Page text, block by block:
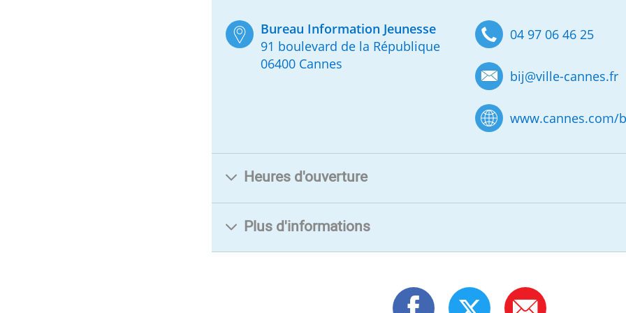
Bureau Information Jeunesse
91 boulevard de la République
06400 Cannes
04 97 06 46 25
bij@ville-cannes.fr
www.cannes.com/
Heures d'ouverture
Plus d'informations